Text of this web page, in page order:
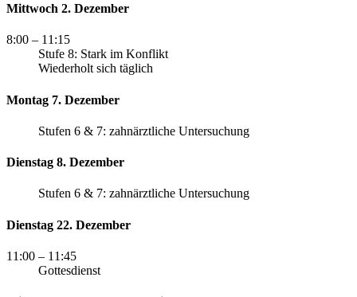
Mittwoch 2. Dezember
8:00 – 11:15
Stufe 8: Stark im Konflikt
Wiederholt sich täglich
Montag 7. Dezember
Stufen 6 & 7: zahnärztliche Untersuchung
Dienstag 8. Dezember
Stufen 6 & 7: zahnärztliche Untersuchung
Dienstag 22. Dezember
11:00 – 11:45
Gottesdienst